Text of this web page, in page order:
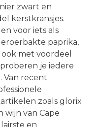
zwart en
kerstkransjes.
voor iets als
paprika,
met voordeel
je iedere
Van recent
zoals glorix
wijn van Cape
en